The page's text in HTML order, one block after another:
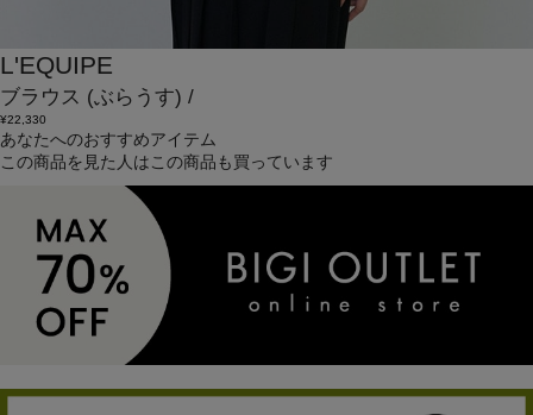
L'EQUIPE
ブラウス (ぶらうす) /
¥22,330
あなたへのおすすめアイテム
この商品を見た人はこの商品も買っています